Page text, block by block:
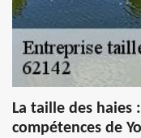
La taille des haies
compétences de